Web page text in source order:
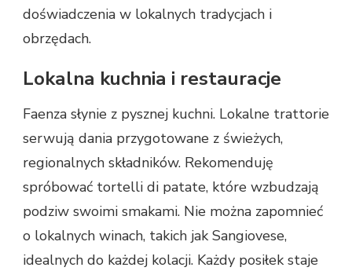
doświadczenia w lokalnych tradycjach i
obrzędach.
Lokalna kuchnia i restauracje
Faenza słynie z pysznej kuchni. Lokalne trattorie
serwują dania przygotowane z świeżych,
regionalnych składników. Rekomenduję
spróbować tortelli di patate, które wzbudzają
podziw swoimi smakami. Nie można zapomnieć
o lokalnych winach, takich jak Sangiovese,
idealnych do każdej kolacji. Każdy posiłek staje